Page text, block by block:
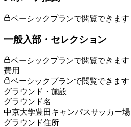
ベーシックプランで閲覧できます
一般入部・セレクション
ベーシックプランで閲覧できます
費用
ベーシックプランで閲覧できます
グラウンド・施設
グラウンド名
中京大学豊田キャンパスサッカー場
グラウンド住所